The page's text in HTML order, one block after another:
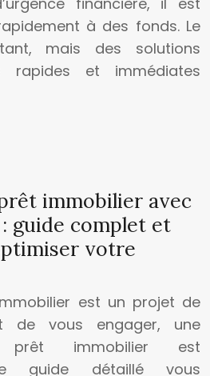
à des fonds. Le
mais des solutions
rapides et immédiates
immobilier avec
guide complet et
votre
est un projet de
de vous engager, une
prêt immobilier est
guide détaillé vous